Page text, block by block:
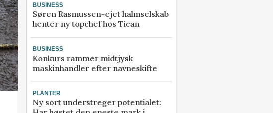
BUSINESS
Søren Rasmussen-ejet halmselskab
henter ny topchef hos Tican
BUSINESS
Konkurs rammer midtjysk
maskinhandler efter navneskifte
PLANTER
Ny sort understreger potentialet: